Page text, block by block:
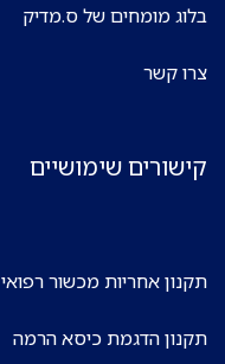
בלוג מומחים של ס.מדיק
צרו קשר
קישורים שימושיים
תקנון אחריות מכשור רפואי
תקנון הדגמת כיסא הרמה